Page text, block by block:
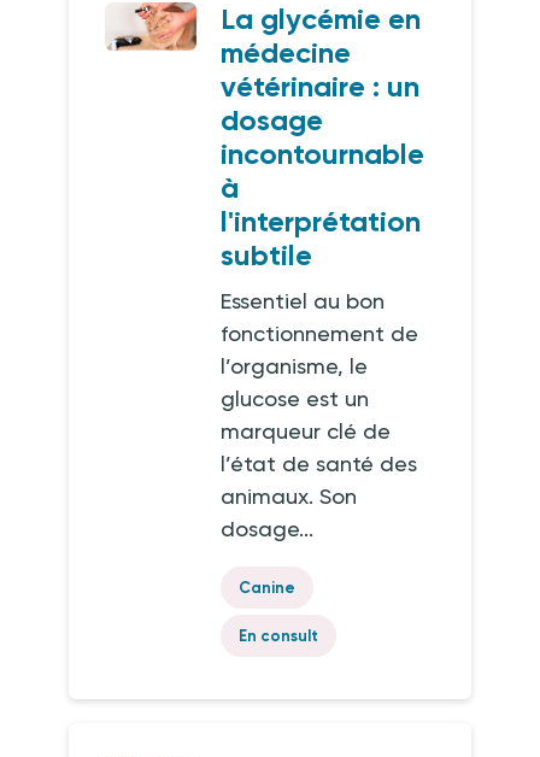
La glycémie en
médecine
vétérinaire : un
dosage
incontournable
à
l'interprétation
subtile
Essentiel au bon
fonctionnement de
l’organisme, le
glucose est un
marqueur clé de
l’état de santé des
animaux. Son
dosage...
Canine
En consult